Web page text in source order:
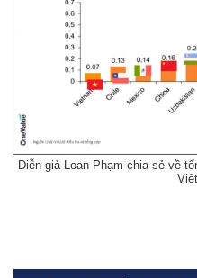
Diễn giả Loan Phạm chia sẻ về